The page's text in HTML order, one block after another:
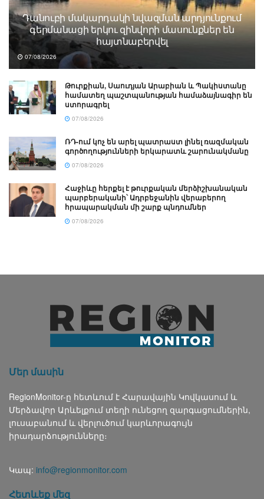
Դանուբի մակարդակի նվազման արդյունքում
գերմանացի երկու զինվորի մասունքներ են
հայտնաբերվել
07/08/2026
Թուրքիան, Սաուդյան Արաբիան և Պակիստանը
համատեղ պաշտպանության համաձայնագիր են
ստորագրել
07/08/2026
ՌԴ-ում կոչ են արել պատրաստ լինել ռազմական
գործողությունների երկարատև շարունակմանը
07/08/2026
Հաջիևը հերքել է թուրքական մերձիշխանական
պարբերականի՝ Ադրբեջանին վերաբերող
հրապարակման մի շարք պնդումներ
07/08/2026
Մեր մասին
RegionMonitor-ը հետևում է Հարավային Կովկասում և
Մերձավոր Արևելքում տեղի ունեցող զարգացումներին,
լուսաբանում և վերլուծում կարևորագույն
իրադարձությունները։
Կապ: info@regionmonitor.com
Հետևեք մեզ